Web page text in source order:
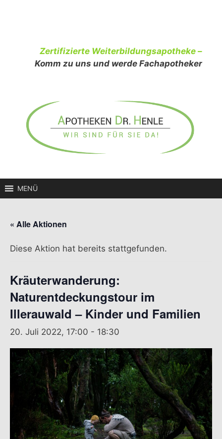
Zertifizierte Weiterbildungsapotheke –
Komm zu uns und werde Fachapotheker
MENÜ
« Alle Aktionen
Diese Aktion hat bereits stattgefunden.
Kräuterwanderung:
Naturentdeckungstour im
Illerauwald – Kinder und Familien
20. Juli 2022, 17:00 - 18:30